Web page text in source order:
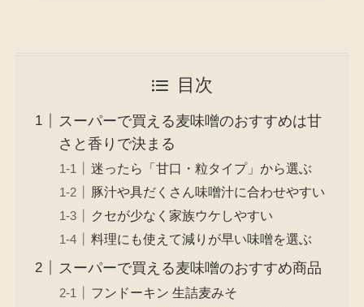
目次
スーパーで買える麦味噌のおすすめは甘
さと香りで決まる
迷ったら「甘口・粒タイプ」から選ぶ
豚汁や具だくさん味噌汁に合わせやすい
クセが少なく家族ウケしやすい
料理にも使えて減りが早い味噌を選ぶ
スーパーで買える麦味噌のおすすめ商品
フンドーキン 生詰麦みそ